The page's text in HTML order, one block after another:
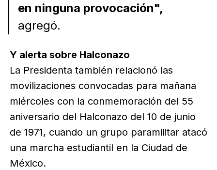
en ninguna provocación",
agregó.
Y alerta sobre Halconazo
La Presidenta también relacionó las
movilizaciones convocadas para mañana
miércoles con la conmemoración del 55
aniversario del Halconazo del 10 de junio
de 1971, cuando un grupo paramilitar atacó
una marcha estudiantil en la Ciudad de
México.